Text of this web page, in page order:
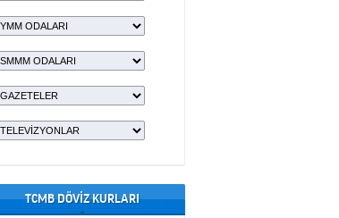
TCMB DÖVİZ KURLARI